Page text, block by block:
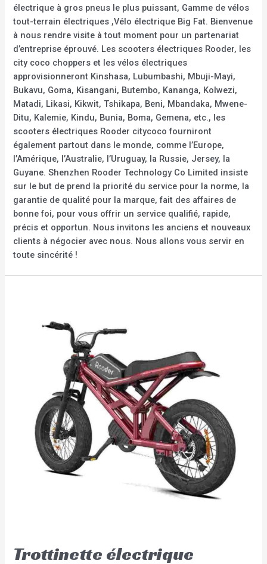
électrique à gros pneus le plus puissant, Gamme de vélos
tout-terrain électriques ,Vélo électrique Big Fat. Bienvenue
à nous rendre visite à tout moment pour un partenariat
d’entreprise éprouvé. Les scooters électriques Rooder, les
city coco choppers et les vélos électriques
approvisionneront Kinshasa, Lubumbashi, Mbuji-Mayi,
Bukavu, Goma, Kisangani, Butembo, Kananga, Kolwezi,
Matadi, Likasi, Kikwit, Tshikapa, Beni, Mbandaka, Mwene-
Ditu, Kalemie, Kindu, Bunia, Boma, Gemena, etc., les
scooters électriques Rooder citycoco fourniront
également partout dans le monde, comme l’Europe,
l’Amérique, l’Australie, l’Uruguay, la Russie, Jersey, la
Guyane. Shenzhen Rooder Technology Co Limited insiste
sur le but de prend la priorité du service pour la norme, la
garantie de qualité pour la marque, fait des affaires de
bonne foi, pour vous offrir un service qualifié, rapide,
précis et opportun. Nous invitons les anciens et nouveaux
clients à négocier avec nous. Nous allons vous servir en
toute sincérité !
Trottinette électrique